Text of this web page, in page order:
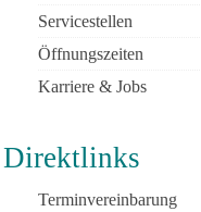
Servicestellen
Öffnungszeiten
Karriere & Jobs
Direktlinks
Terminvereinbarung